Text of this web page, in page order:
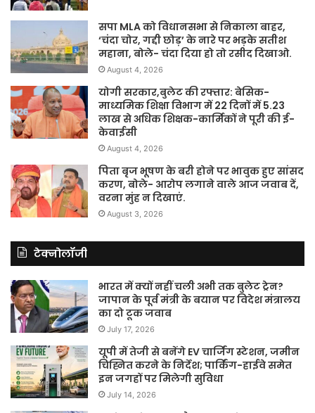
सपा MLA को विधानसभा से निकाला बाहर,
‘चंदा चोर, गद्दी छोड़’ के नारे पर भड़के सतीश
महाना, बोले- चंदा दिया हो तो रसीद दिखाओ.
August 4, 2026
योगी सरकार,बुलेट की रफ्तार: बेसिक-
माध्यमिक शिक्षा विभाग में 22 दिनों में 5.23
लाख से अधिक शिक्षक-कार्मिकों ने पूरी की ई-
केवाईसी
August 4, 2026
पिता बृज भूषण के बरी होने पर भावुक हुए सांसद
करण, बोले- आरोप लगाने वाले आज जवाब दें,
वरना मुंह न दिखाएं.
August 3, 2026
टेक्नोलॉजी
भारत में क्यों नहीं चली अभी तक बुलेट ट्रेन?
जापान के पूर्व मंत्री के बयान पर विदेश मंत्रालय
का दो टूक जवाब
July 17, 2026
यूपी में तेजी से बनेंगे EV चार्जिंग स्टेशन, जमीन
चिह्नित करने के निर्देश; पार्किंग-हाईवे समेत
इन जगहों पर मिलेगी सुविधा
July 14, 2026